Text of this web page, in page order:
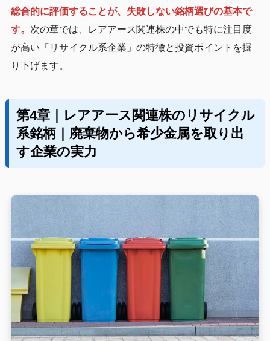
総合的に評価することが、失敗しない銘柄選びの基本で
す。 次の章では、レアアース関連株の中でも特に注目度
が高い「リサイクル系企業」の特徴と投資ポイントを掘
り下げます。
第4章｜レアアース関連株のリサイクル
系銘柄｜廃棄物から希少金属を取り出
す企業の実力